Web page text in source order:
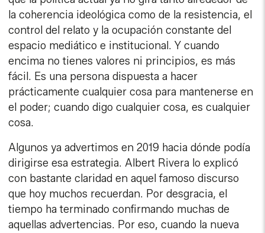
la coherencia ideológica como de la resistencia, el
control del relato y la ocupación constante del
espacio mediático e institucional. Y cuando
encima no tienes valores ni principios, es más
fácil. Es una persona dispuesta a hacer
prácticamente cualquier cosa para mantenerse en
el poder; cuando digo cualquier cosa, es cualquier
cosa.
Algunos ya advertimos en 2019 hacia dónde podía
dirigirse esa estrategia. Albert Rivera lo explicó
con bastante claridad en aquel famoso discurso
que hoy muchos recuerdan. Por desgracia, el
tiempo ha terminado confirmando muchas de
aquellas advertencias. Por eso, cuando la nueva